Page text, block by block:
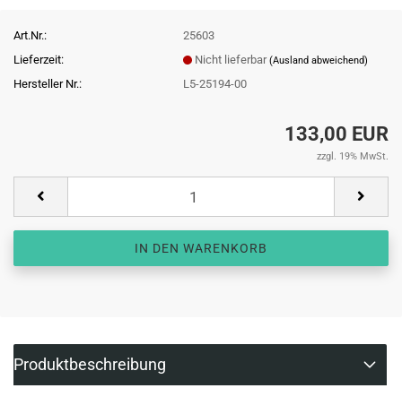
Art.Nr.:
25603
Lieferzeit:
Nicht lieferbar(Ausland abweichend)
Hersteller Nr.: L5-25194-00
133,00 EUR
zzgl. 19% MwSt.
Produktbeschreibung